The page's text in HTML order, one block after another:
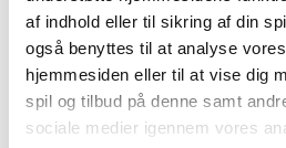
af indhold eller til sikring af din
også benyttes til at analyse
hjemmesiden eller til at vise dig
spil og tilbud på denne samt
sociale medier igennem vores